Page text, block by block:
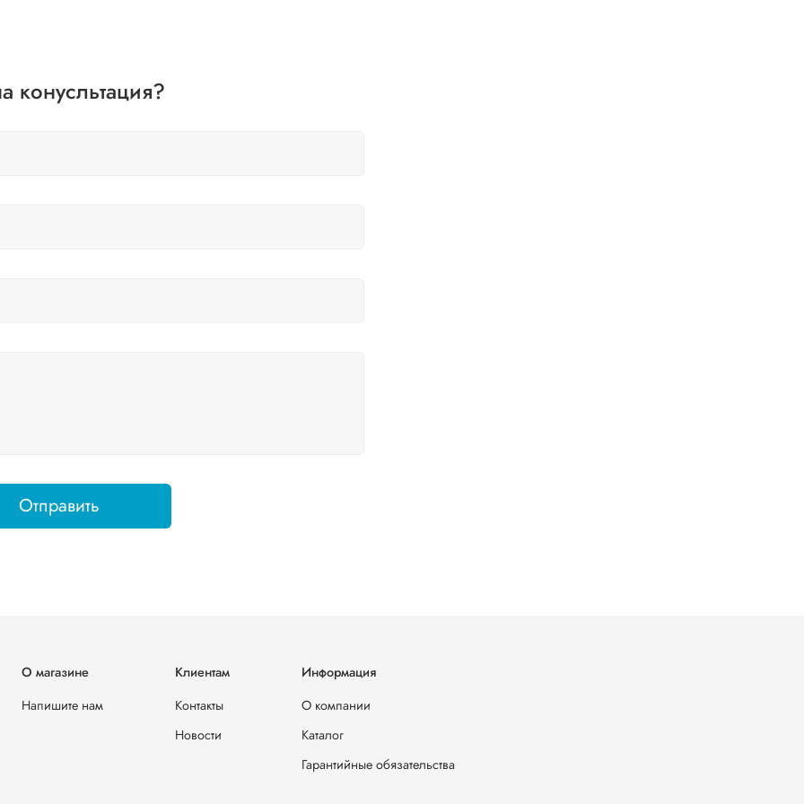
конусльтация?
Отправить
О магазине
Напишите нам
Клиентам
Контакты
Новости
Информация
О компании
Каталог
Гарантийные обязательства